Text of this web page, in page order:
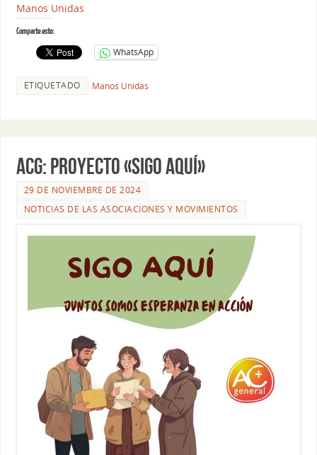
Manos Unidas
Comparte esto:
WhatsApp
ETIQUETADO Manos Unidas
ACG: PROYECTO «SIGO AQUÍ»
29 DE NOVIEMBRE DE 2024
NOTICIAS DE LAS ASOCIACIONES Y MOVIMIENTOS